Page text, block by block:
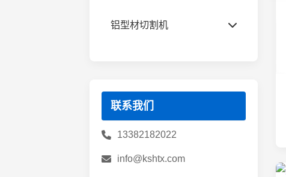
铝铸件切割锯片
锯片修磨补齿
和源锯片
铝型材切割机
联系我们
13382182022
info@kshtx.com